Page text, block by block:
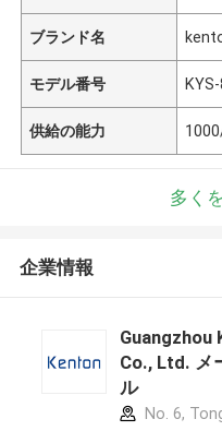
ブランド名
モデル番号
供給の能力
多く
企業情報
Guangzhou
Co., Ltd. メ
ル
No. 6,